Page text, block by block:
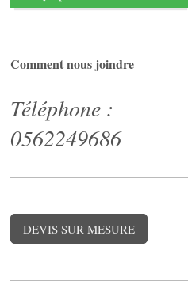
Comment nous joindre
Téléphone :
0562249686
DEVIS SUR MESURE